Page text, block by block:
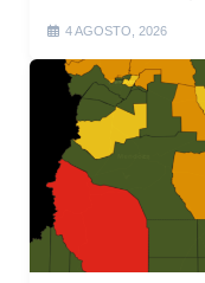
4 AGOSTO, 2026